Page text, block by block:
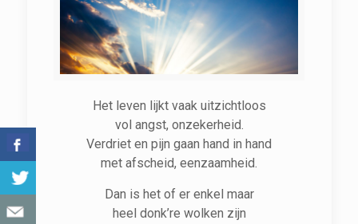
Het leven lijkt vaak uitzichtloos
vol angst, onzekerheid.
Verdriet en pijn gaan hand in hand
met afscheid, eenzaamheid.
Dan is het of er enkel maar
heel donk’re wolken zijn